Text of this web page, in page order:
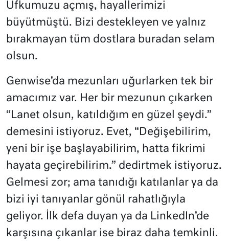
Ufkumuzu açmış, hayallerimizi
büyütmüştü. Bizi destekleyen ve yalnız
bırakmayan tüm dostlara buradan selam
olsun.
Genwise’da mezunları uğurlarken tek bir
amacımız var. Her bir mezunun çıkarken
“Lanet olsun, katıldığım en güzel şeydi.”
demesini istiyoruz. Evet, “Değişebilirim,
yeni bir işe başlayabilirim, hatta fikrimi
hayata geçirebilirim.” dedirtmek istiyoruz.
Gelmesi zor; ama tanıdığı katılanlar ya da
bizi iyi tanıyanlar gönül rahatlığıyla
geliyor. İlk defa duyan ya da LinkedIn’de
karşısına çıkanlar ise biraz daha temkinli.